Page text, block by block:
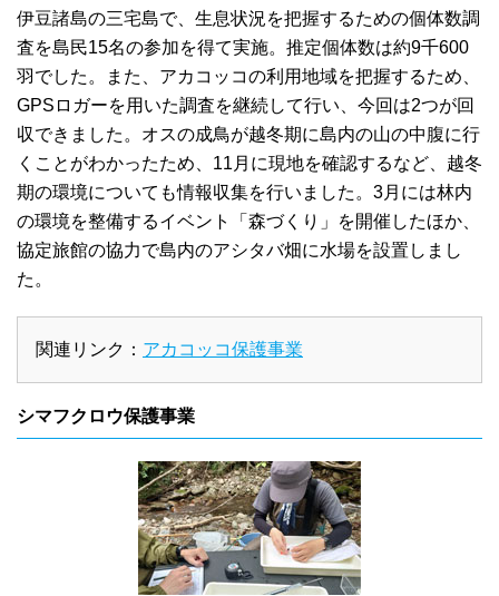
伊豆諸島の三宅島で、生息状況を把握するための個体数調
査を島民15名の参加を得て実施。推定個体数は約9千600
羽でした。また、アカコッコの利用地域を把握するため、
GPSロガーを用いた調査を継続して行い、今回は2つが回
収できました。オスの成鳥が越冬期に島内の山の中腹に行
くことがわかったため、11月に現地を確認するなど、越冬
期の環境についても情報収集を行いました。3月には林内
の環境を整備するイベント「森づくり」を開催したほか、
協定旅館の協力で島内のアシタバ畑に水場を設置しまし
た。
関連リンク： アカコッコ保護事業
シマフクロウ保護事業